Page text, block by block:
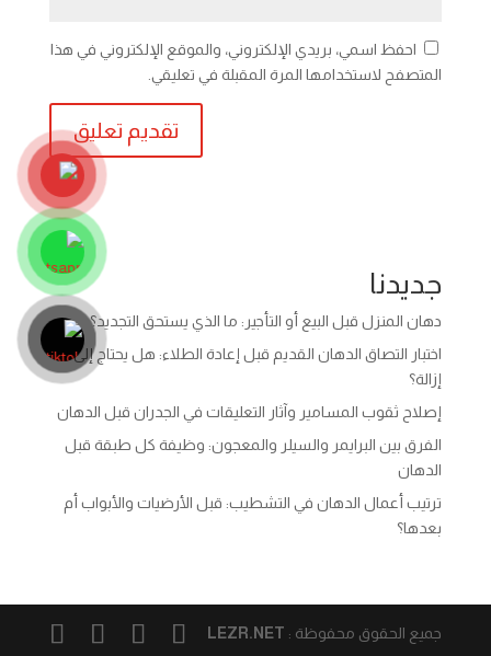
احفظ اسمي، بريدي الإلكتروني، والموقع الإلكتروني في هذا
المتصفح لاستخدامها المرة المقبلة في تعليقي.
جديدنا
دهان المنزل قبل البيع أو التأجير: ما الذي يستحق التجديد؟
اختبار التصاق الدهان القديم قبل إعادة الطلاء: هل يحتاج إلى
إزالة؟
إصلاح ثقوب المسامير وآثار التعليقات في الجدران قبل الدهان
الفرق بين البرايمر والسيلر والمعجون: وظيفة كل طبقة قبل
الدهان
ترتيب أعمال الدهان في التشطيب: قبل الأرضيات والأبواب أم
بعدها؟
جميع الحقوق محفوظة : LEZR.NET